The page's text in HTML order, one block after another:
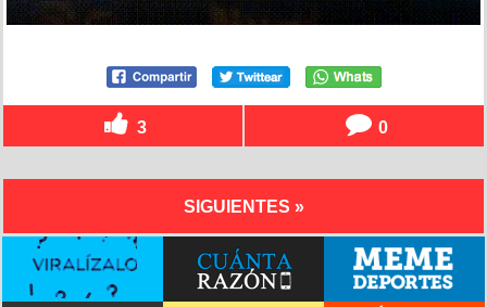
3 0
SIGUIENTES »